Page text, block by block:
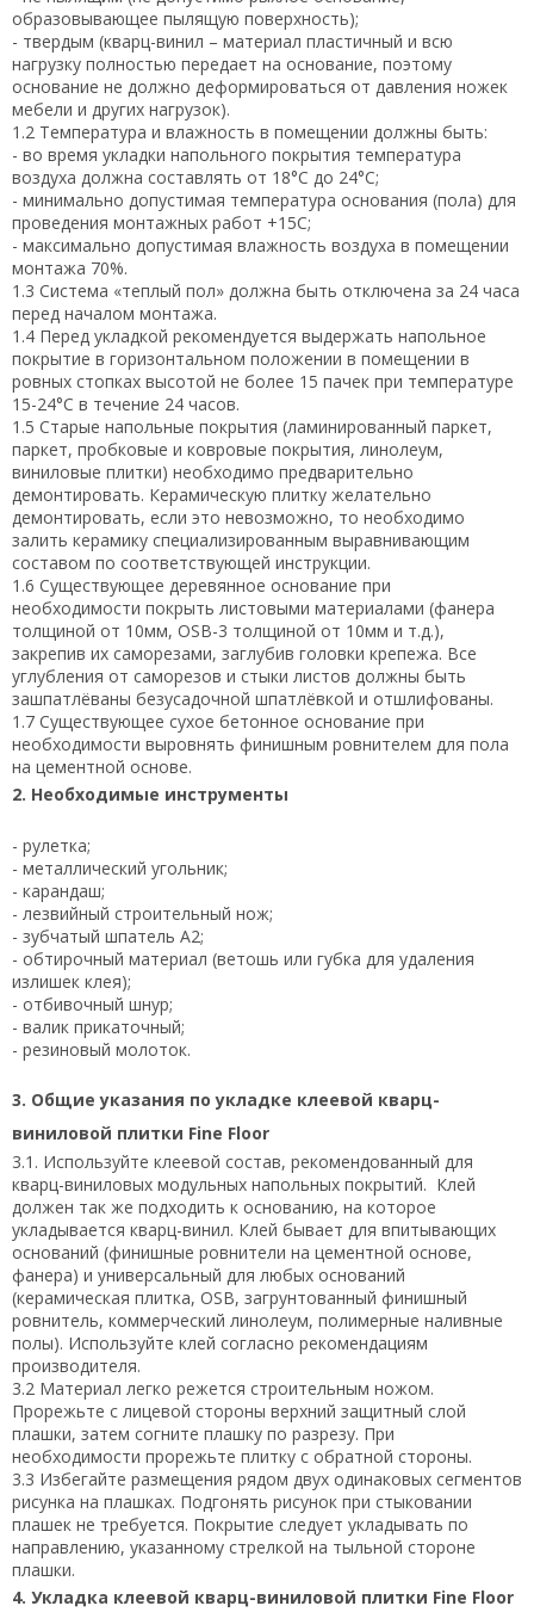
образовывающее пылящую поверхность);
- твердым (кварц-винил – материал пластичный и всю
нагрузку полностью передает на основание, поэтому
основание не должно деформироваться от давления ножек
мебели и других нагрузок).
1.2 Температура и влажность в помещении должны быть:
- во время укладки напольного покрытия температура
воздуха должна составлять от 18°С до 24°С;
- минимально допустимая температура основания (пола) для
проведения монтажных работ +15С;
- максимально допустимая влажность воздуха в помещении
монтажа 70%.
1.3 Система «теплый пол» должна быть отключена за 24 часа
перед началом монтажа.
1.4 Перед укладкой рекомендуется выдержать напольное
покрытие в горизонтальном положении в помещении в
ровных стопках высотой не более 15 пачек при температуре
15-24°С в течение 24 часов.
1.5 Старые напольные покрытия (ламинированный паркет,
паркет, пробковые и ковровые покрытия, линолеум,
виниловые плитки) необходимо предварительно
демонтировать. Керамическую плитку желательно
демонтировать, если это невозможно, то необходимо
залить керамику специализированным выравнивающим
составом по соответствующей инструкции.
1.6 Существующее деревянное основание при
необходимости покрыть листовыми материалами (фанера
толщиной от 10мм, OSB-3 толщиной от 10мм и т.д.),
закрепив их саморезами, заглубив головки крепежа. Все
углубления от саморезов и стыки листов должны быть
зашпатлёваны безусадочной шпатлёвкой и отшлифованы.
1.7 Существующее сухое бетонное основание при
необходимости выровнять финишным ровнителем для пола
на цементной основе.
2. Необходимые инструменты
- рулетка;
- металлический угольник;
- карандаш;
- лезвийный строительный нож;
- зубчатый шпатель А2;
- обтирочный материал (ветошь или губка для удаления
излишек клея);
- отбивочный шнур;
- валик прикаточный;
- резиновый молоток.
3. Общие указания по укладке клеевой кварц-
виниловой плитки Fine Floor
3.1. Используйте клеевой состав, рекомендованный для
кварц-виниловых модульных напольных покрытий. Клей
должен так же подходить к основанию, на которое
укладывается кварц-винил. Клей бывает для впитывающих
оснований (финишные ровнители на цементной основе,
фанера) и универсальный для любых оснований
(керамическая плитка, OSB, загрунтованный финишный
ровнитель, коммерческий линолеум, полимерные наливные
полы). Используйте клей согласно рекомендациям
производителя.
3.2 Материал легко режется строительным ножом.
Прорежьте с лицевой стороны верхний защитный слой
плашки, затем согните плашку по разрезу. При
необходимости прорежьте плитку с обратной стороны.
3.3 Избегайте размещения рядом двух одинаковых сегментов
рисунка на плашках. Подгонять рисунок при стыковании
плашек не требуется. Покрытие следует укладывать по
направлению, указанному стрелкой на тыльной стороне
плашки.
4. Укладка клеевой кварц-виниловой плитки Fine Floor